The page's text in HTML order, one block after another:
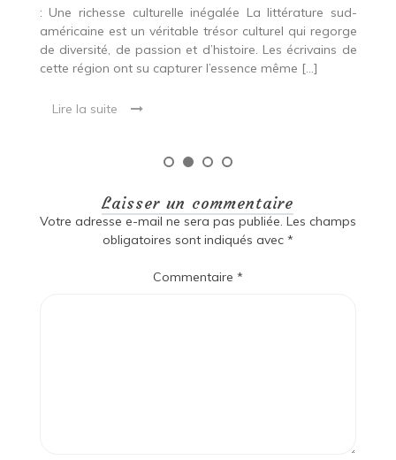
Laisser un commentaire
Votre adresse e-mail ne sera pas publiée. Les champs
obligatoires sont indiqués avec *
Commentaire *